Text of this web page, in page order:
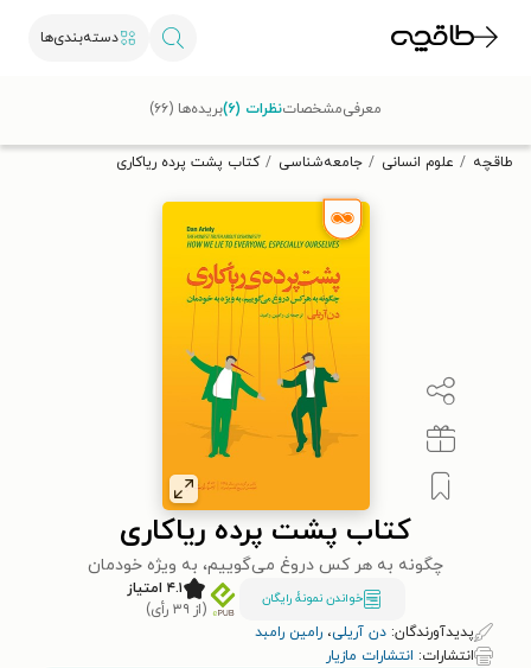
دسته‌بندی‌ها
تخفیف از طاقچه دریافت کن.
طاقچه علوم انسانی جامعه‌شناسی کتاب پشت پرده ریاکاری
کتاب پشت پرده ریاکاری
چگونه به هر کس دروغ می‌گوییم، به ویژه خودمان
خواندن نمونۀ رایگان
۴.۱ امتیاز
(از ۳۹ رأی)
پدیدآورندگان: دن آریلی، رامین رامبد
انتشارات: انتشارات مازیار
معرفیمشخصاتنظرات (۶) بریده‌ها (۶۶)